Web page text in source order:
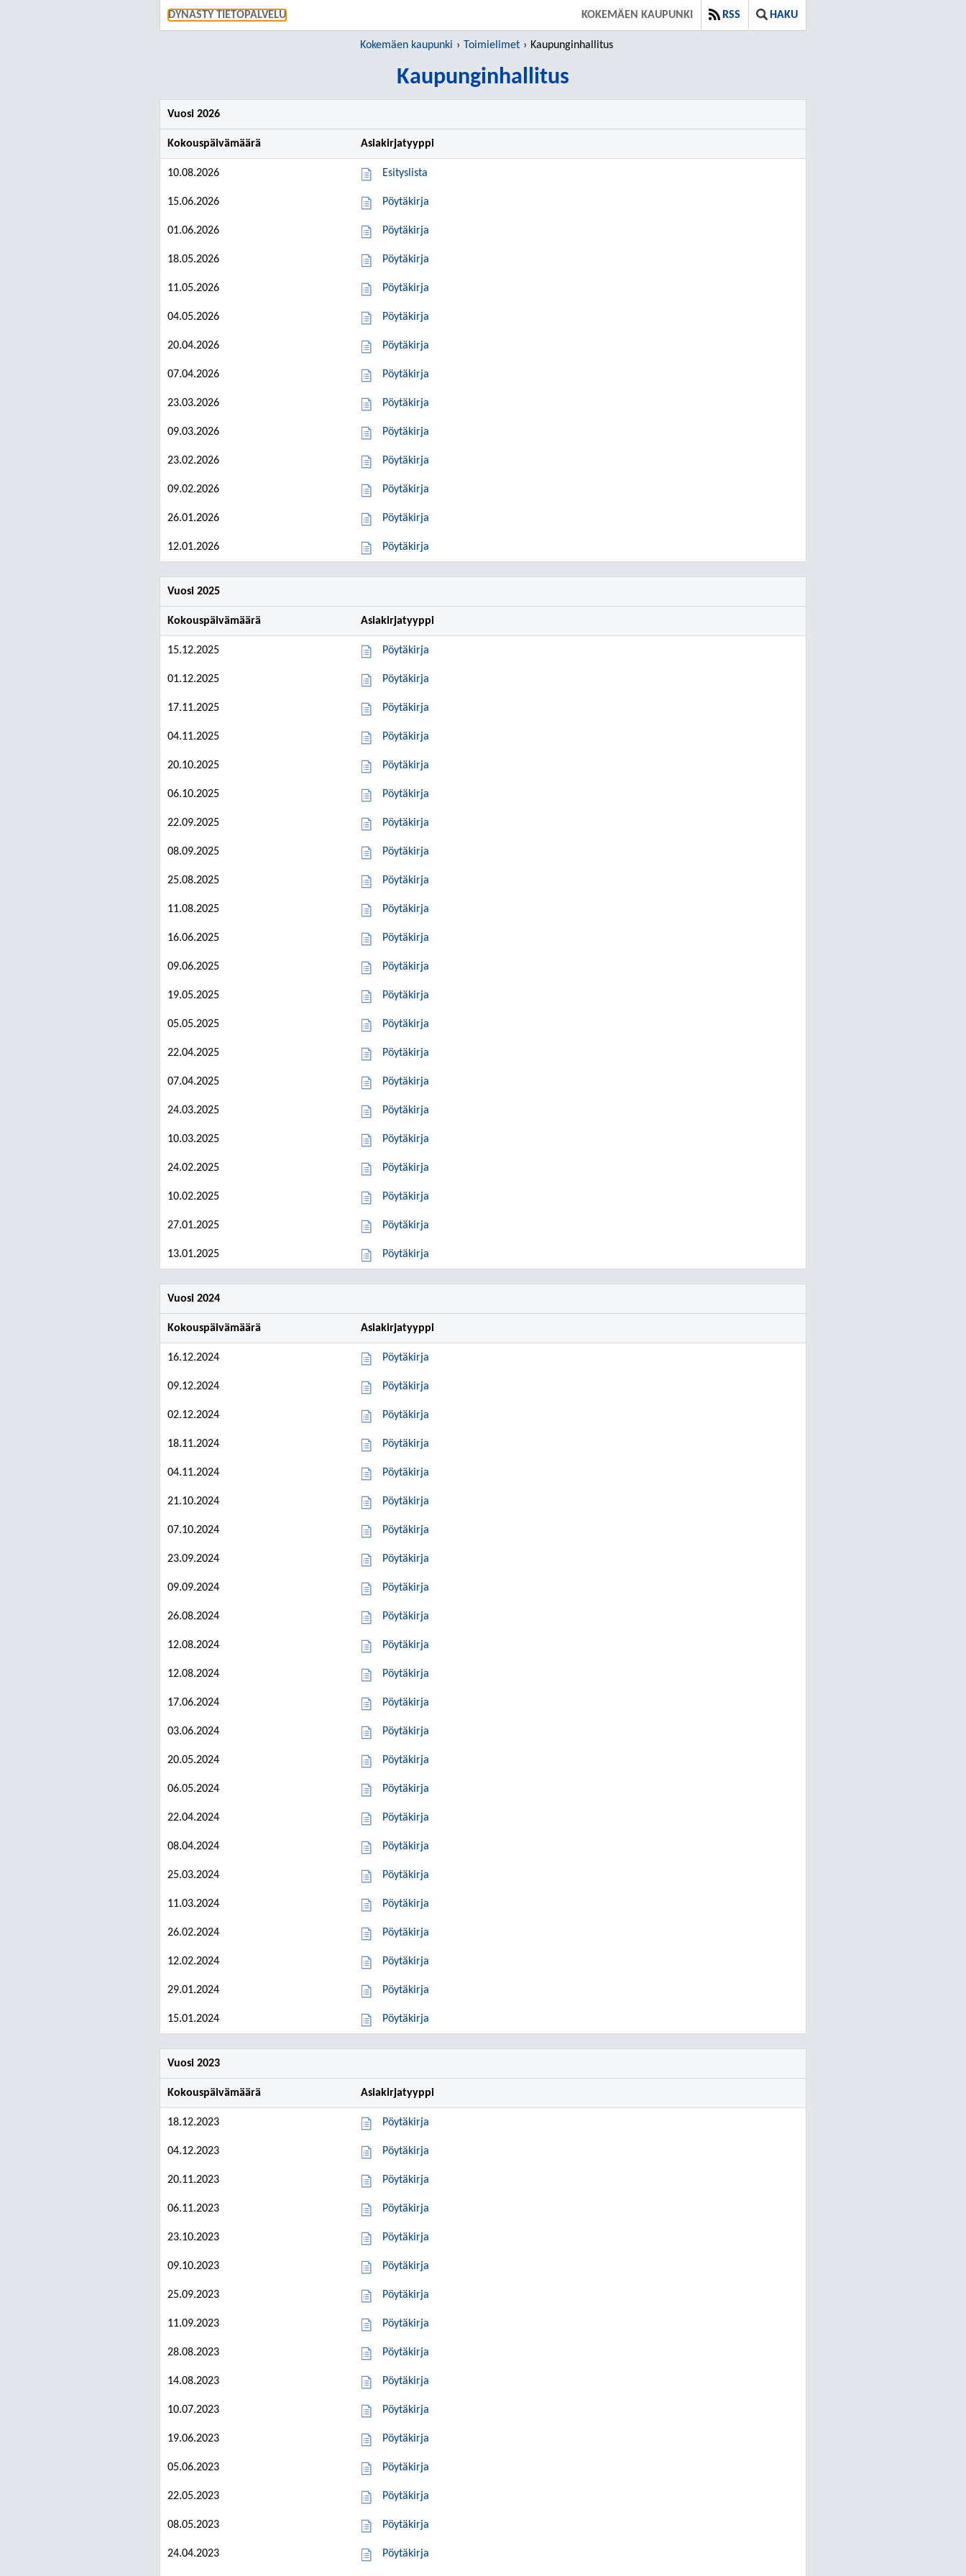
DYNASTY TIETOPALVELU KOKEMÄEN KAUPUNKI RSS HAKU
Kokemäen kaupunki Toimielimet Kaupunginhallitus
Kaupunginhallitus
Vuosi 2026
Kokouspäivämäärä Asiakirjatyyppi
10.08.2026 Esityslista
15.06.2026 Pöytäkirja
01.06.2026 Pöytäkirja
18.05.2026 Pöytäkirja
11.05.2026 Pöytäkirja
04.05.2026 Pöytäkirja
20.04.2026 Pöytäkirja
07.04.2026 Pöytäkirja
23.03.2026 Pöytäkirja
09.03.2026 Pöytäkirja
23.02.2026 Pöytäkirja
09.02.2026 Pöytäkirja
26.01.2026 Pöytäkirja
12.01.2026 Pöytäkirja
Vuosi 2025
Kokouspäivämäärä Asiakirjatyyppi
15.12.2025 Pöytäkirja
01.12.2025 Pöytäkirja
17.11.2025 Pöytäkirja
04.11.2025 Pöytäkirja
20.10.2025 Pöytäkirja
06.10.2025 Pöytäkirja
22.09.2025 Pöytäkirja
08.09.2025 Pöytäkirja
25.08.2025 Pöytäkirja
11.08.2025 Pöytäkirja
16.06.2025 Pöytäkirja
09.06.2025 Pöytäkirja
19.05.2025 Pöytäkirja
05.05.2025 Pöytäkirja
22.04.2025 Pöytäkirja
07.04.2025 Pöytäkirja
24.03.2025 Pöytäkirja
10.03.2025 Pöytäkirja
24.02.2025 Pöytäkirja
10.02.2025 Pöytäkirja
27.01.2025 Pöytäkirja
13.01.2025 Pöytäkirja
Vuosi 2024
Kokouspäivämäärä Asiakirjatyyppi
16.12.2024 Pöytäkirja
09.12.2024 Pöytäkirja
02.12.2024 Pöytäkirja
18.11.2024 Pöytäkirja
04.11.2024 Pöytäkirja
21.10.2024 Pöytäkirja
07.10.2024 Pöytäkirja
23.09.2024 Pöytäkirja
09.09.2024 Pöytäkirja
26.08.2024 Pöytäkirja
12.08.2024 Pöytäkirja
12.08.2024 Pöytäkirja
17.06.2024 Pöytäkirja
03.06.2024 Pöytäkirja
20.05.2024 Pöytäkirja
06.05.2024 Pöytäkirja
22.04.2024 Pöytäkirja
08.04.2024 Pöytäkirja
25.03.2024 Pöytäkirja
11.03.2024 Pöytäkirja
26.02.2024 Pöytäkirja
12.02.2024 Pöytäkirja
29.01.2024 Pöytäkirja
15.01.2024 Pöytäkirja
Vuosi 2023
Kokouspäivämäärä Asiakirjatyyppi
18.12.2023 Pöytäkirja
04.12.2023 Pöytäkirja
20.11.2023 Pöytäkirja
06.11.2023 Pöytäkirja
23.10.2023 Pöytäkirja
09.10.2023 Pöytäkirja
25.09.2023 Pöytäkirja
11.09.2023 Pöytäkirja
28.08.2023 Pöytäkirja
14.08.2023 Pöytäkirja
10.07.2023 Pöytäkirja
19.06.2023 Pöytäkirja
05.06.2023 Pöytäkirja
22.05.2023 Pöytäkirja
08.05.2023 Pöytäkirja
24.04.2023 Pöytäkirja